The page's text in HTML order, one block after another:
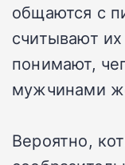
общаются с
считывают
понимают,
мужчинами
Вероятно,